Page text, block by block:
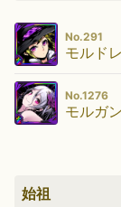
No.291
モルド
No.1276
モルガン
始祖